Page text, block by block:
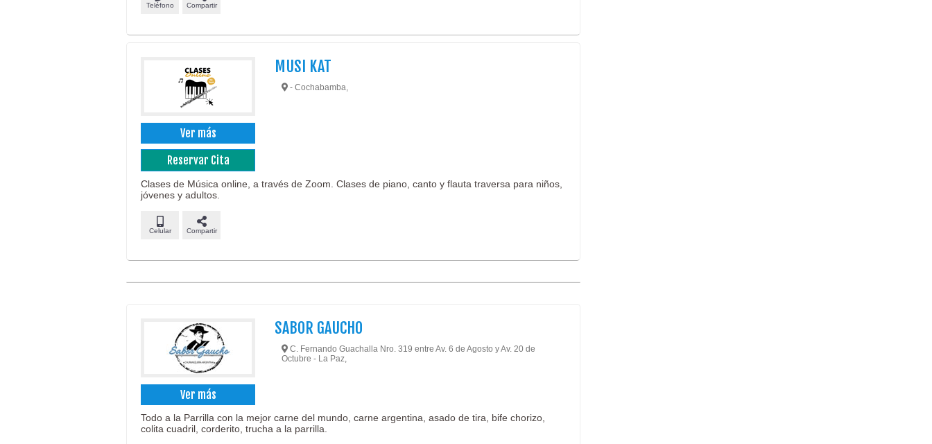
Teléfono Compartir
Ver más
Reservar Cita
MUSI KAT
- Cochabamba,
Clases de Música online, a través de Zoom. Clases de piano, canto y flauta traversa para niños,
jóvenes y adultos.
Celular Compartir
Ver más
SABOR GAUCHO
C. Fernando Guachalla Nro. 319 entre Av. 6 de Agosto y Av. 20 de
Octubre - La Paz,
Todo a la Parrilla con la mejor carne del mundo, carne argentina, asado de tira, bife chorizo,
colita cuadril, corderito, trucha a la parrilla.